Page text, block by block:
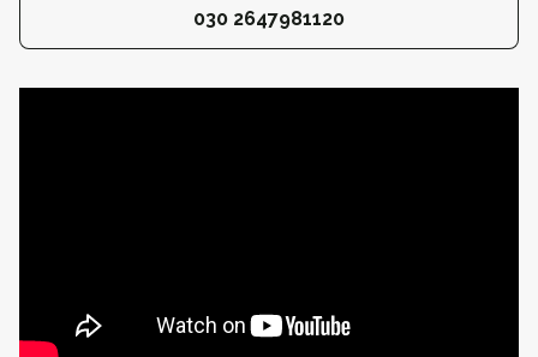
030 2647981120